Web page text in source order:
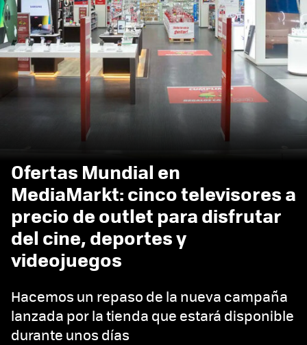
Ofertas Mundial en
MediaMarkt: cinco televisores a
precio de outlet para disfrutar
del cine, deportes y
videojuegos
Hacemos un repaso de la nueva campaña
lanzada por la tienda que estará disponible
durante unos días